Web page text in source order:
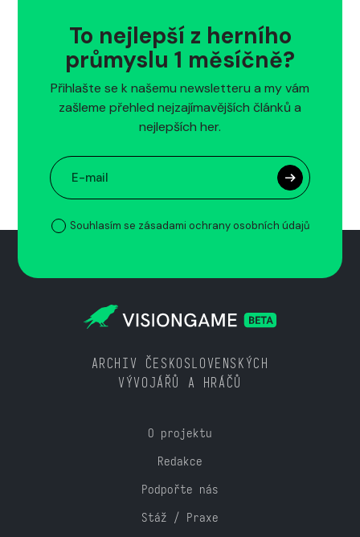
To nejlepší z herního
průmyslu 1 měsíčně?
Přihlašte se k našemu newsletteru a my vám
zašleme přehled nejzajímavějších článků a
nejlepších her.
Souhlasím se zásadami ochrany osobních údajů
ARCHIV ČESKOSLOVENSKÝCH
VÝVOJÁŘŮ A HRÁČŮ
O projektu
Redakce
Podpořte nás
Stáž / Praxe